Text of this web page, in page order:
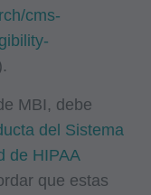
cms-
MBI, debe
del Sistema
de HIPAA
que estas